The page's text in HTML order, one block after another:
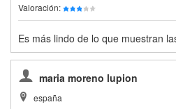
Valoración:
Es más lindo de lo que muestran
maria moreno lupion
españa